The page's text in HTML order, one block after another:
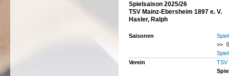
Spielsaison 2025/26
TSV Mainz-Ebersheim 1897 e. V.
Hasler, Ralph
Saisonen
>>
Verein
TSV